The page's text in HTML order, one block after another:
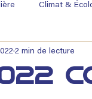
Climat &
2 min de lecture